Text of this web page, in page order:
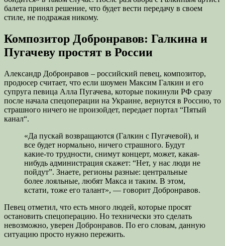
балета принял решение, что будет вести передачу в своем
стиле, не подражая никому.
Композитор Добронравов: Галкина и
Пугачеву простят в России
Александр Добронравов – российский певец, композитор,
продюсер считает, что если шоумен Максим Галкин и его
супруга певица Алла Пугачева, которые покинули РФ сразу
после начала спецоперации на Украине, вернутся в Россию, то
страшного ничего не произойдет, передает портал “Пятый
канал“.
«Да пускай возвращаются (Галкин с Пугачевой), и
все будет нормально, ничего страшного. Будут
какие-то трудности, снимут концерт, может, какая-
нибудь администрация скажет: “Нет, у нас люди не
пойдут”. Знаете, регионы разные: центральные
более лояльные, любят Макса и таким. В этом,
кстати, тоже его талант», — говорит Добронравов.
Певец отметил, что есть много людей, которые просят
остановить спецоперацию. Но технически это сделать
невозможно, уверен Добронравов. По его словам, данную
ситуацию просто нужно пережить.